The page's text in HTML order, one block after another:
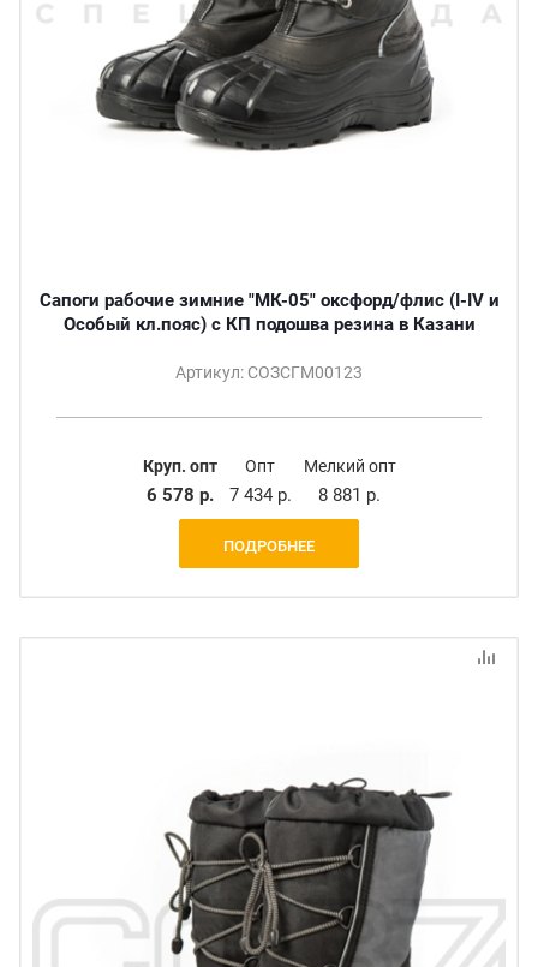
Сапоги рабочие зимние "МК-05" оксфорд/флис (I-IV и
Особый кл.пояс) с КП подошва резина в Казани
Артикул: СОЗСГМ00123
Круп. опт
6 578 р.
Опт
7 434 р.
Мелкий опт
8 881 р.
ПОДРОБНЕЕ